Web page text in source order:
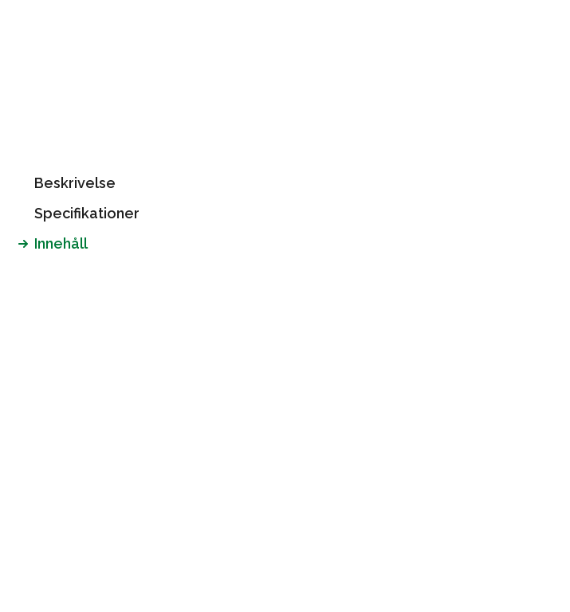
Beskrivelse
Specifikationer
Innehåll